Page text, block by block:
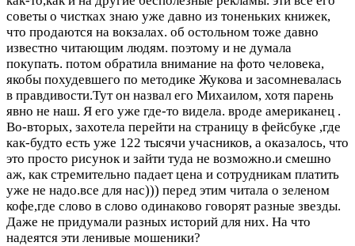
советы о чистках знаю уже давно из тоненьких книжек,
что продаются на вокзалах. об остольном тоже давно
известно читающим людям. поэтому и не думала
покупать. потом обратила внимание на фото человека,
якобы похудевшего по методике Жукова и засомневалась
в правдивости.Тут он назвал его Михаилом, хотя парень
явно не наш. Я его уже где-то видела. вроде американец .
Во-вторых, захотела перейти на страницу в фейсбуке ,где
как-будто есть уже 122 тысячи учасников, а оказалось, что
это просто рисунок и зайти туда не возможно.и смешно
аж, как стремительно падает цена и сотрудникам платить
уже не надо.все для нас))) перед этим читала о зеленом
кофе,где слово в слово одинаково говорят разные звезды.
Даже не придумали разных историй для них. На что
надеятся эти ленивые мошеники?